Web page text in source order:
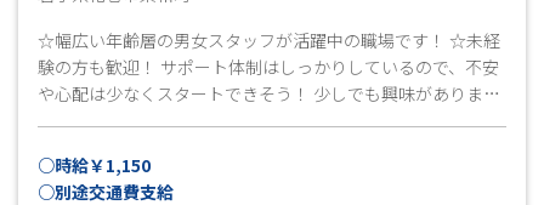
☆幅広い年齢層の男女スタッフが活躍中の職場です！ ☆未経
験の方も歓迎！ サポート体制はしっかりしているので、不安
や心配は少なくスタートできそう！ 少しでも興味がありまし
○時給￥1,150
○別途交通費支給